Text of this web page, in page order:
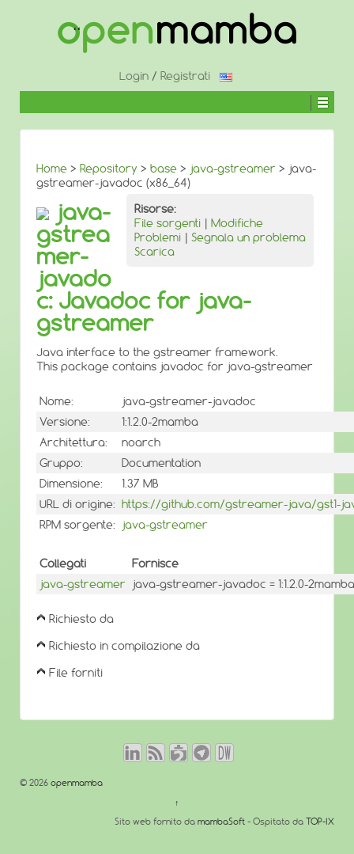
CONTENUTO
Login / Registrati
Home > Repository > base > java-gstreamer > java-
gstreamer-javadoc (x86_64)
Risorse:
File sorgenti | Modifiche
Problemi | Segnala un problema
Scarica
java-
gstrea
mer-
javado
c: Javadoc for java-
gstreamer
Java interface to the gstreamer framework.
This package contains javadoc for java-gstreamer
Nome:
java-gstreamer-javadoc
Versione:
1:1.2.0-2mamba
Architettura:
noarch
Gruppo:
Documentation
Dimensione:
1.37 MB
URL di origine: https://github.com/gstreamer-java/gst1-
RPM sorgente:
java-gstreamer
Collegati
Fornisce
java-gstreamer
java-gstreamer-javadoc = 1:1.2.0-2mamba
Richiesto da
Richiesto in compilazione da
File forniti
© 2026 openmamba
↑
Sito web fornito da mambaSoft - Ospitato da TOP-IX